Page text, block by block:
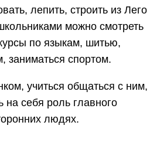
лепить, строить из Лего
можно смотреть
по языкам, шитью,
заниматься спортом.
учиться общаться с ним,
на себя роль главного
людях.